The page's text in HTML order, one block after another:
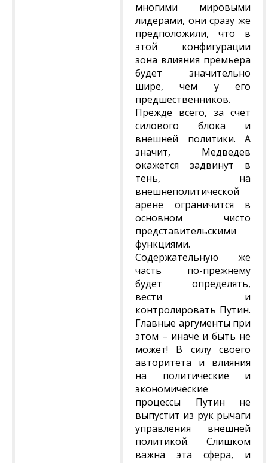
многими мировыми
лидерами, они сразу же
предположили, что в
этой конфигурации
зона влияния премьера
будет значительно
шире, чем у его
предшественников.
Прежде всего, за счет
силового блока и
внешней политики. А
значит, Медведев
окажется задвинут в
тень, на
внешнеполитической
арене ограничится в
основном чисто
представительскими
функциями.
Содержательную же
часть по-прежнему
будет определять,
вести и
контролировать Путин.
Главные аргументы при
этом – иначе и быть не
может! В силу своего
авторитета и влияния
на политические и
экономические
процессы Путин не
выпустит из рук рычаги
управления внешней
политикой. Слишком
важна эта сфера, и